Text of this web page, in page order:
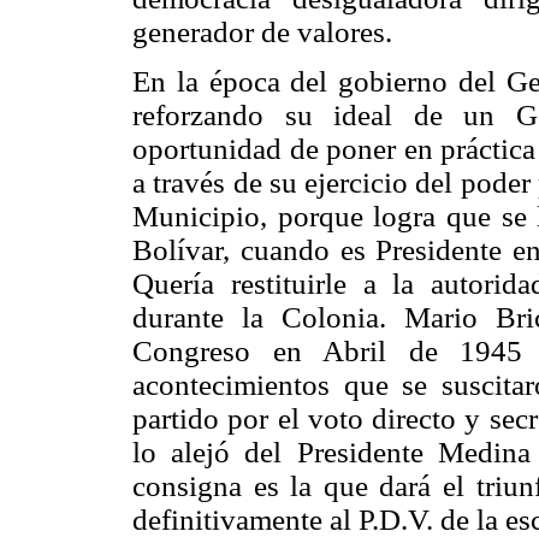
generador de valores.
En la época del gobierno del
reforzando su ideal de un
oportunidad de poner en
a través de su ejercicio del
Municipio, porque logra que
Bolívar, cuando es Presidente
Quería restituirle a la
durante la Colonia. Mario
Congreso en Abril de
acontecimientos que se
partido por el voto directo y
lo alejó del Presidente
consigna es la que dará el
definitivamente al P.D.V. de la